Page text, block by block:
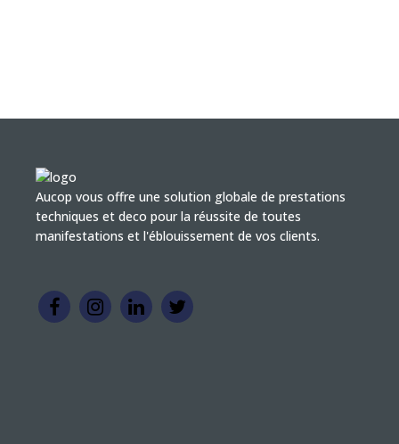
Aucop vous offre une solution globale de prestations
techniques et deco pour la réussite de toutes
manifestations et l'éblouissement de vos clients.